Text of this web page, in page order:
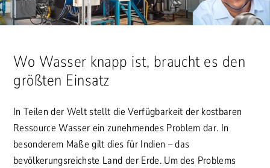
Wo Wasser knapp ist, braucht es den
größten Einsatz
In Teilen der Welt stellt die Verfügbarkeit der kostbaren
Ressource Wasser ein zunehmendes Problem dar. In
besonderem Maße gilt dies für Indien – das
bevölkerungsreichste Land der Erde. Um des Problems